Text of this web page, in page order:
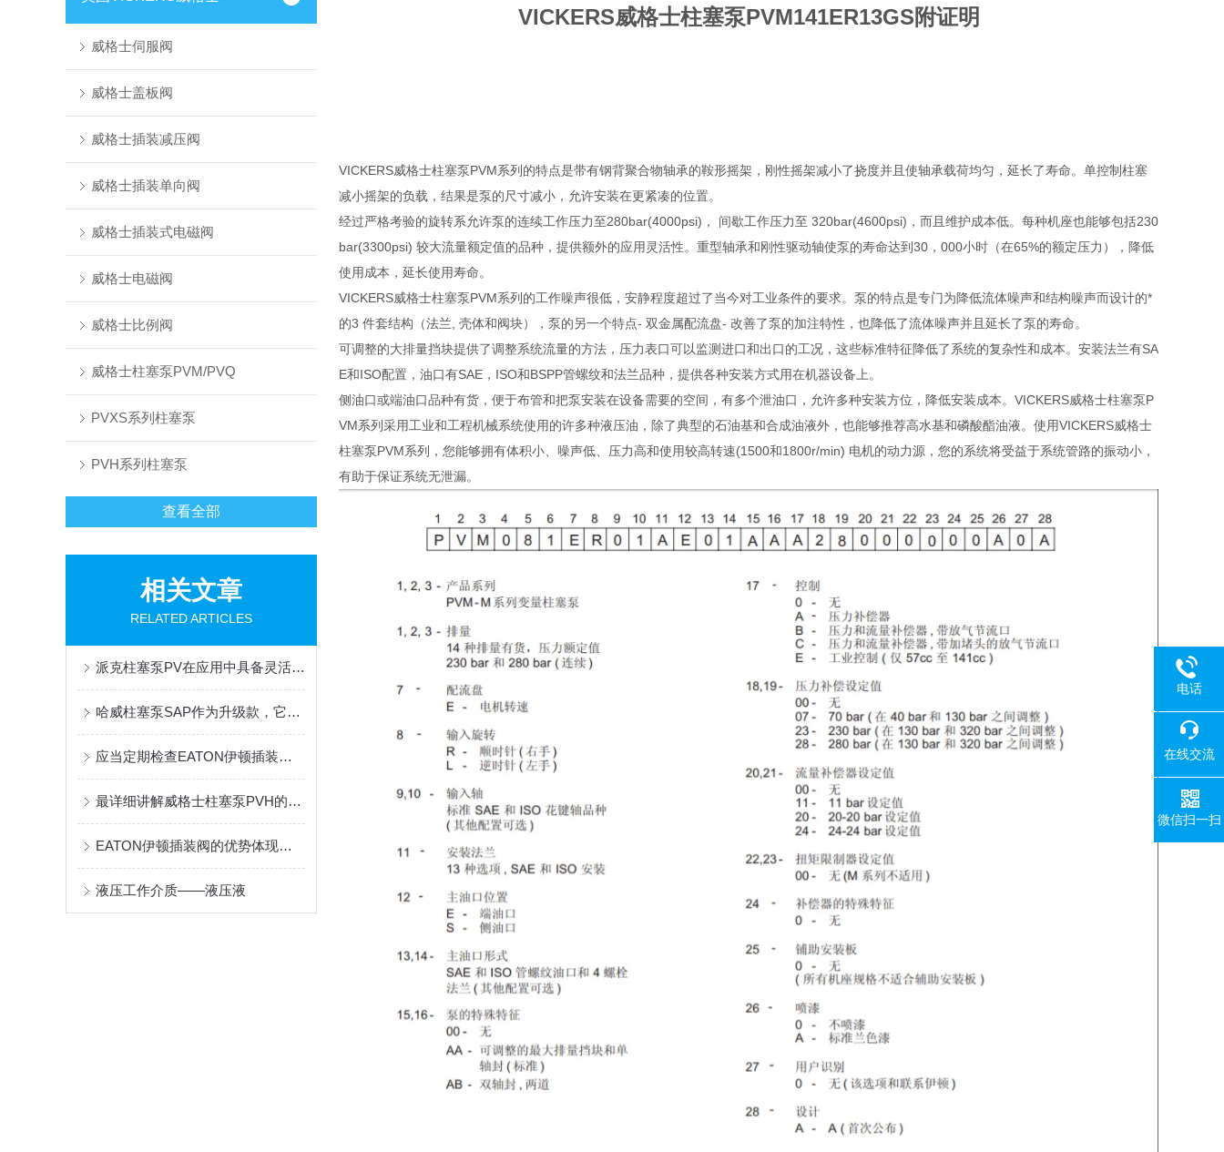
威格士伺服阀
威格士盖板阀
威格士插装减压阀
威格士插装单向阀
威格士插装式电磁阀
威格士电磁阀
威格士比例阀
威格士柱塞泵PVM/PVQ
PVXS系列柱塞泵
PVH系列柱塞泵
查看全部
相关文章
RELATED ARTICLES
派克柱塞泵PV在应用中具备灵活性和多样化的选择
哈威柱塞泵SAP作为升级款，它的优势和特点有很多
应当定期检查EATON伊顿插装阀的密封性能和松紧度
最详细讲解威格士柱塞泵PVH的优点与型号，一目了然
EATON伊顿插装阀的优势体现在哪些方面？
液压工作介质——液压液
VICKERS威格士柱塞泵PVM141ER13GS附证明
VICKERS威格士柱塞泵PVM系列的特点是带有钢背聚合物轴承的鞍形摇架，刚性摇架减小了挠度并且使轴承载荷均匀，延长了寿命。单控制柱塞
减小摇架的负载，结果是泵的尺寸减小，允许安装在更紧凑的位置。
经过严格考验的旋转系允许泵的连续工作压力至280bar(4000psi)， 间歇工作压力至 320bar(4600psi)，而且维护成本低。每种机座也能够包括230
bar(3300psi) 较大流量额定值的品种，提供额外的应用灵活性。重型轴承和刚性驱动轴使泵的寿命达到30，000小时（在65%的额定压力），降低
使用成本，延长使用寿命。
VICKERS威格士柱塞泵PVM系列的工作噪声很低，安静程度超过了当今对工业条件的要求。泵的特点是专门为降低流体噪声和结构噪声而设计的*
的3 件套结构（法兰, 壳体和阀块），泵的另一个特点- 双金属配流盘- 改善了泵的加注特性，也降低了流体噪声并且延长了泵的寿命。
可调整的大排量挡块提供了调整系统流量的方法，压力表口可以监测进口和出口的工况，这些标准特征降低了系统的复杂性和成本。安装法兰有SA
E和ISO配置，油口有SAE，ISO和BSPP管螺纹和法兰品种，提供各种安装方式用在机器设备上。
侧油口或端油口品种有货，便于布管和把泵安装在设备需要的空间，有多个泄油口，允许多种安装方位，降低安装成本。VICKERS威格士柱塞泵P
VM系列采用工业和工程机械系统使用的许多种液压油，除了典型的石油基和合成油液外，也能够推荐高水基和磷酸酯油液。使用VICKERS威格士
柱塞泵PVM系列，您能够拥有体积小、噪声低、压力高和使用较高转速(1500和1800r/min) 电机的动力源，您的系统将受益于系统管路的振动小，
有助于保证系统无泄漏。
电话
在线交流
微信扫一扫